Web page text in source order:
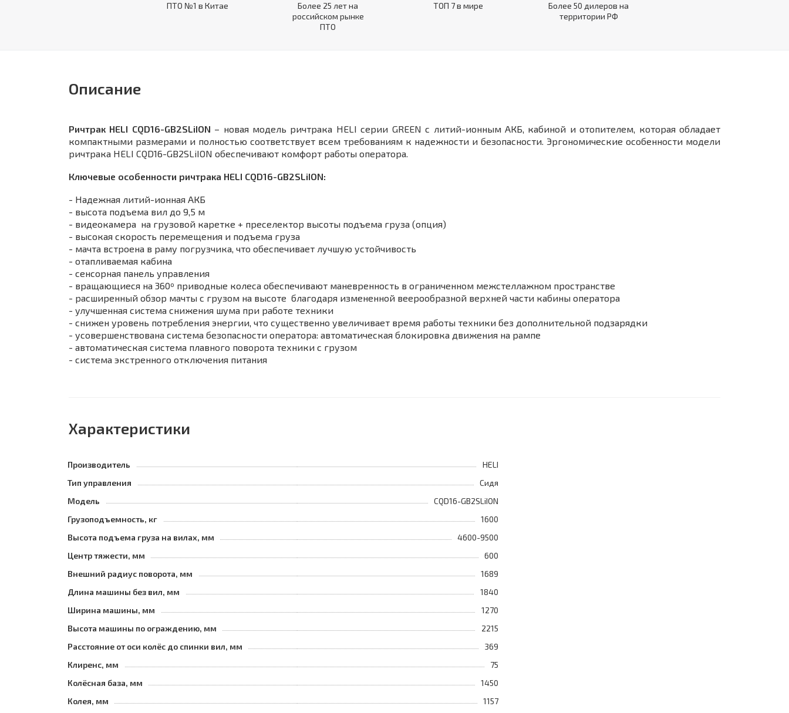
ПТО №1 в Китае
Более 25 лет на
российском рынке
ПТО
ТОП 7 в мире
Более 50 дилеров на
территории РФ
Описание
Ричтрак HELI CQD16-GB2SLiION – новая модель ричтрака HELI серии GREEN с литий-ионным АКБ, кабиной и отопителем, которая обладает
компактными размерами и полностью соответствует всем требованиям к надежности и безопасности. Эргономические особенности модели
ричтрака HELI CQD16-GB2SLiION обеспечивают комфорт работы оператора.
Ключевые особенности ричтрака HELI CQD16-GB2SLiION:
- Надежная литий-ионная АКБ
- высота подъема вил до 9,5 м
- видеокамера на грузовой каретке + преселектор высоты подъема груза (опция)
- высокая скорость перемещения и подъема груза
- мачта встроена в раму погрузчика, что обеспечивает лучшую устойчивость
- отапливаемая кабина
- сенсорная панель управления
- вращающиеся на 360º приводные колеса обеспечивают маневренность в ограниченном межстеллажном пространстве
- расширенный обзор мачты с грузом на высоте благодаря измененной веерообразной верхней части кабины оператора
- улучшенная система снижения шума при работе техники
- снижен уровень потребления энергии, что существенно увеличивает время работы техники без дополнительной подзарядки
- усовершенствована система безопасности оператора: автоматическая блокировка движения на рампе
- автоматическая система плавного поворота техники с грузом
- система экстренного отключения питания
Характеристики
Производитель
HELI
Тип управления
Сидя
Модель
CQD16-GB2SLiION
Грузоподъемность, кг
1600
Высота подъема груза на вилах, мм
4600-9500
Центр тяжести, мм
600
Внешний радиус поворота, мм
1689
Длина машины без вил, мм
1840
Ширина машины, мм
1270
Высота машины по ограждению, мм
2215
Расстояние от оси колёс до спинки вил, мм
369
Клиренс, мм
75
Колёсная база, мм
1450
Колея, мм
1157